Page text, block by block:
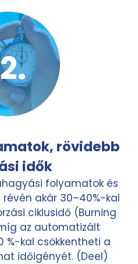
rövidebb
idők
folyamatok és
akár 30–40%-kal
ciklusidő (Burning
az automatizált
%-kal csökkentheti a
időigényét. (Deel)